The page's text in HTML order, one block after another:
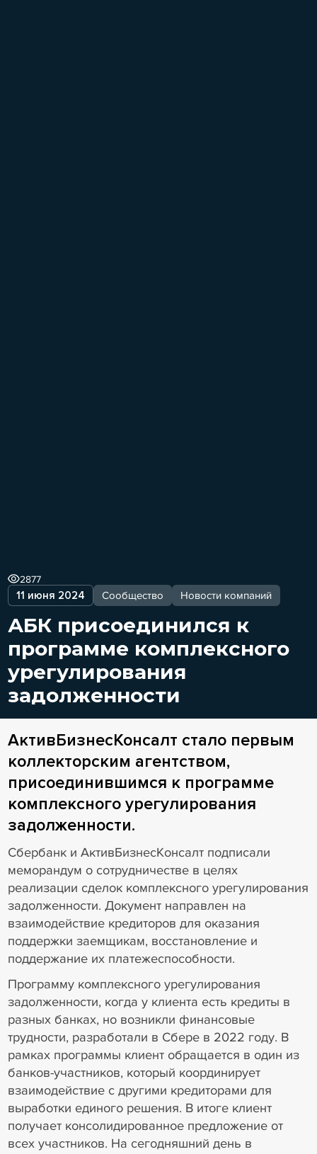
11 июня 2024 Сообщество Новости компаний
2877
АБК присоединился к
программе комплексного
урегулирования
задолженности
АктивБизнесКонсалт стало первым
коллекторским агентством,
присоединившимся к программе
комплексного урегулирования
задолженности.
Сбербанк и АктивБизнесКонсалт подписали
меморандум о сотрудничестве в целях
реализации сделок комплексного урегулирования
задолженности. Документ направлен на
взаимодействие кредиторов для оказания
поддержки заемщикам, восстановление и
поддержание их платежеспособности.
Программу комплексного урегулирования
задолженности, когда у клиента есть кредиты в
разных банках, но возникли финансовые
трудности, разработали в Сбере в 2022 году. В
рамках программы клиент обращается в один из
банков-участников, который координирует
взаимодействие с другими кредиторами для
выработки единого решения. В итоге клиент
получает консолидированное предложение от
всех участников. На сегодняшний день в